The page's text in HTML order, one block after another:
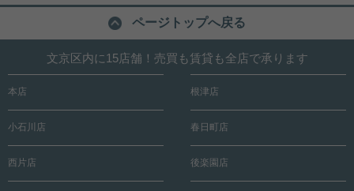
ページトップへ戻る
文京区内に15店舗！売買も賃貸も全店で承ります
本店 根津店
小石川店 春日町店
西片店 後楽園店